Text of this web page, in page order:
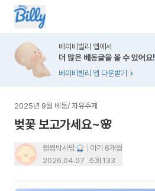
베이비빌리 앱에서
더 많은 베동글을 볼 수 있어요!
베이비빌리 앱 다운받기
2025년 9월 베동/ 자유주제
벚꽃 보고가세요~🌸
쩝쩝박사맘
아기 6개월
2026.04.07 조회 133